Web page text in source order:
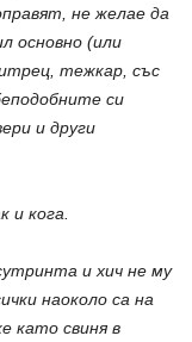
не желае да
основно (или
тежкар, със
си
и други
и кога.
и хич не му
наоколо са на
като свиня в